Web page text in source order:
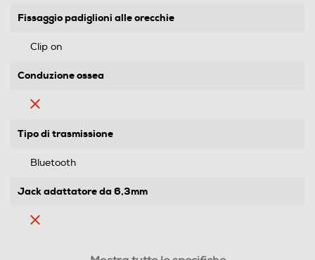
Fissaggio padiglioni alle orecchie
Clip on
Conduzione ossea
Tipo di trasmissione
Bluetooth
Jack adattatore da 6,3mm